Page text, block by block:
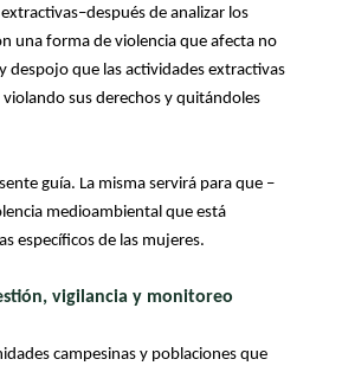
de analizar los
una forma de violencia que afecta no
despojo que las actividades extractivas
sus derechos y quitándoles
guía. La misma servirá para que –
medioambiental que está
específicos de las mujeres.
vigilancia y monitoreo
campesinas y poblaciones que